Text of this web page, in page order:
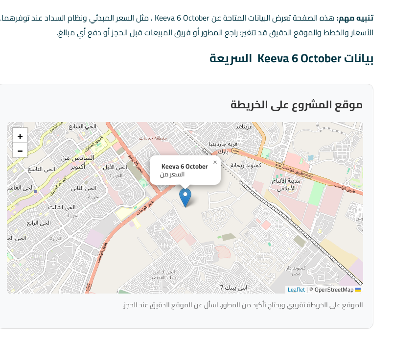
تنبيه مهم:
هذه الصفحة تعرض البيانات المتاحة عن Keeva 6 October ، مثل السعر المبدئي ونظام السداد عند توفرهما.
الأسعار والخطط والموقع الدقيق قد تتغير؛ راجع المطور أو فريق المبيعات قبل الحجز أو دفع أي مبالغ.
بيانات Keeva 6 October السريعة
موقع المشروع على الخريطة
Keeva 6 October
السعر من
×
+
−
Leaflet
|© OpenStreetMap
الموقع على الخريطة تقريبي ويحتاج تأكيد من المطور. اسأل عن الموقع الدقيق عند الحجز.